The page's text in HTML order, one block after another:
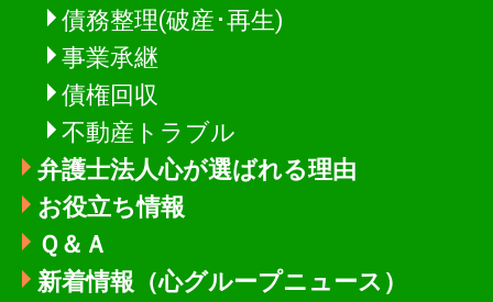
債務整理(破産･再生)
事業承継
債権回収
不動産トラブル
弁護士法人心が選ばれる理由
お役立ち情報
Ｑ＆Ａ
新着情報 （心グループニュース）